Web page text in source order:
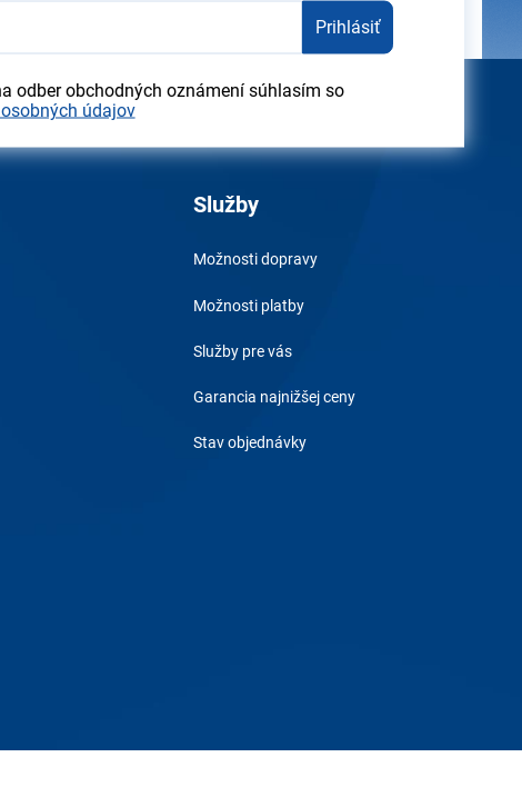
Prihlásiť
odber obchodných oznámení súhlasím so
údajov
Služby
Možnosti dopravy
Možnosti platby
Služby pre vás
Garancia najnižšej ceny
Stav objednávky